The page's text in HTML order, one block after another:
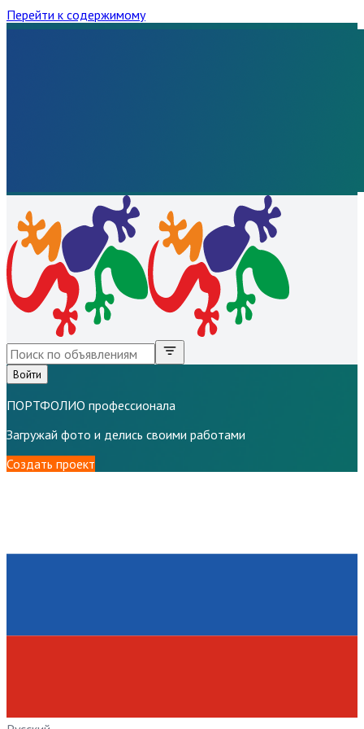
Перейти к содержимому
Войти
ПОРТФОЛИО профессионала
Загружай фото и делись своими работами
Создать проект